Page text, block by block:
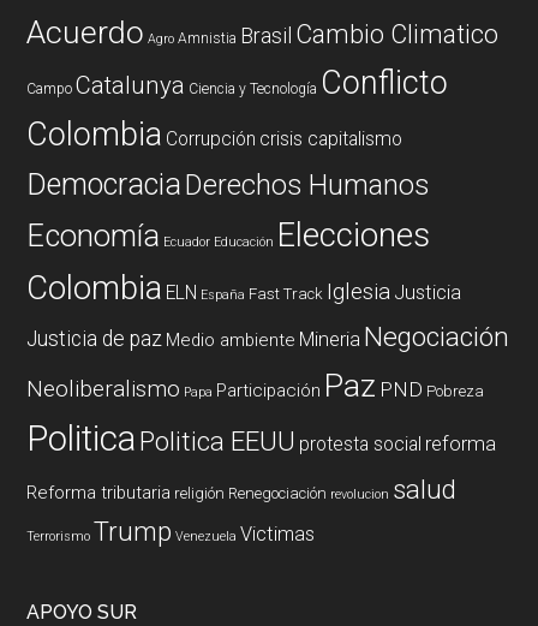
Acuerdo Agro Amnistia Brasil Cambio Climatico
Campo Catalunya Ciencia y Tecnología Conflicto
Colombia Corrupción crisis capitalismo
DemocraciaDerechos Humanos
Economía Ecuador Educación Elecciones
Colombia ELN España Fast Track Iglesia Justicia
Justicia de paz Medio ambiente Mineria Negociación
Neoliberalismo Papa Participación Paz PND Pobreza
PoliticaPolitica EEUU protesta social reforma
Reforma tributaria religión Renegociación revolucion salud
Terrorismo Trump Venezuela Victimas
APOYO SUR